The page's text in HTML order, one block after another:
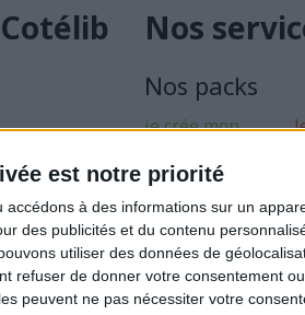
est notre priorité
accédons à des informations sur un
des publicités et du contenu
utiliser des données de
refuser de donner votre consentement
peuvent ne pas nécessiter votre
Nos
Nos packs
je crée mon
Je sécurise mon
activité